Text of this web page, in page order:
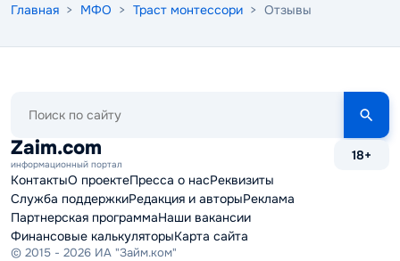
Главная > МФО > Траст монтессори > Отзывы
сайту
Zaim.com
информационный портал
18+
КонтактыО проектеПресса о насРеквизиты
Служба поддержкиРедакция и авторыРеклама
Партнерская программаНаши вакансии
Финансовые калькуляторыКарта сайта
© 2015 - 2026 ИА "Займ.ком"